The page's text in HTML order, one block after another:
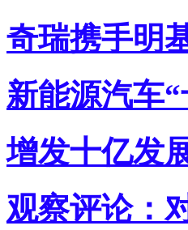
奇瑞携手明
新能源汽车
增发十亿发
观察评论：